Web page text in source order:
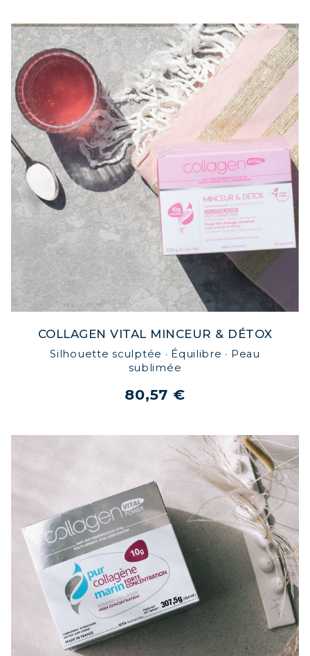
COLLAGEN VITAL MINCEUR & DÉTOX
Silhouette sculptée · Équilibre · Peau
sublimée
80,57 €